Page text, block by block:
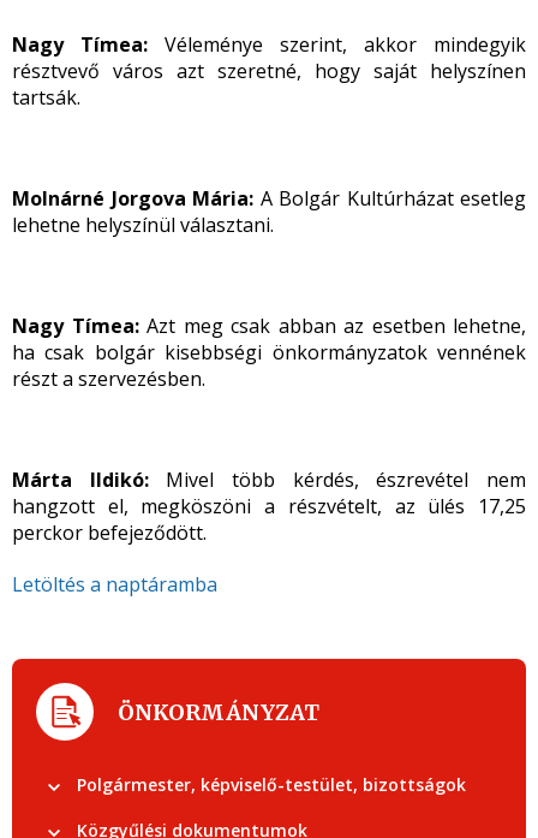
Nagy Tímea: Véleménye szerint, akkor mindegyik
résztvevő város azt szeretné, hogy saját helyszínen
tartsák.
Molnárné Jorgova Mária: A Bolgár Kultúrházat esetleg
lehetne helyszínül választani.
Nagy Tímea:Azt meg csak abban az esetben lehetne,
ha csak bolgár kisebbségi önkormányzatok vennének
részt a szervezésben.
Márta Ildikó:Mivel több kérdés, észrevétel nem
hangzott el, megköszöni a részvételt, az ülés 17,25
perckor befejeződött.
Letöltés a naptáramba
ÖNKORMÁNYZAT
Polgármester, képviselő-testület, bizottságok
Közgyűlési dokumentumok